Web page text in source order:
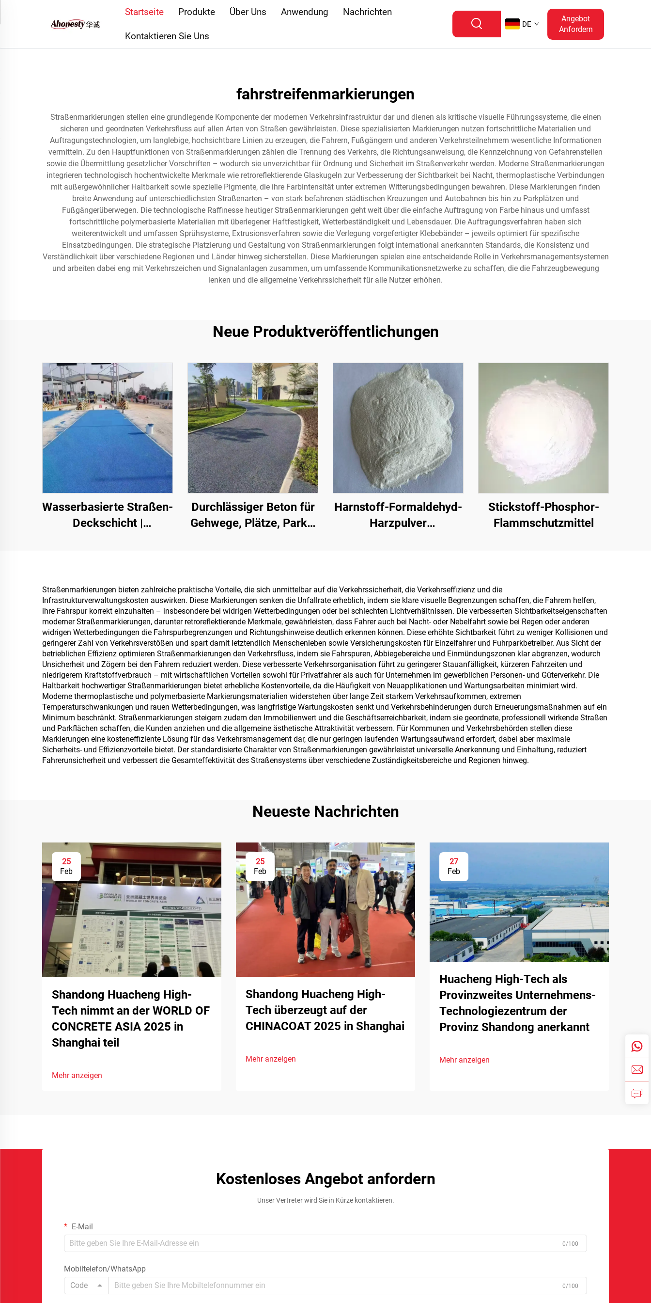
Startseite Produkte Über Uns Anwendung Nachrichten
Kontaktieren Sie Uns
DE
Angebot
Anfordern
fahrstreifenmarkierungen
Straßenmarkierungen stellen eine grundlegende Komponente der modernen Verkehrsinfrastruktur dar und dienen als kritische visuelle Führungssysteme, die einen
sicheren und geordneten Verkehrsfluss auf allen Arten von Straßen gewährleisten. Diese spezialisierten Markierungen nutzen fortschrittliche Materialien und
Auftragungstechnologien, um langlebige, hochsichtbare Linien zu erzeugen, die Fahrern, Fußgängern und anderen Verkehrsteilnehmern wesentliche Informationen
vermitteln. Zu den Hauptfunktionen von Straßenmarkierungen zählen die Trennung des Verkehrs, die Richtungsanweisung, die Kennzeichnung von Gefahrenstellen
sowie die Übermittlung gesetzlicher Vorschriften – wodurch sie unverzichtbar für Ordnung und Sicherheit im Straßenverkehr werden. Moderne Straßenmarkierungen
integrieren technologisch hochentwickelte Merkmale wie retroreflektierende Glaskugeln zur Verbesserung der Sichtbarkeit bei Nacht, thermoplastische Verbindungen
mit außergewöhnlicher Haltbarkeit sowie spezielle Pigmente, die ihre Farbintensität unter extremen Witterungsbedingungen bewahren. Diese Markierungen finden
breite Anwendung auf unterschiedlichsten Straßenarten – von stark befahrenen städtischen Kreuzungen und Autobahnen bis hin zu Parkplätzen und
Fußgängerüberwegen. Die technologische Raffinesse heutiger Straßenmarkierungen geht weit über die einfache Auftragung von Farbe hinaus und umfasst
fortschrittliche polymerbasierte Materialien mit überlegener Haftfestigkeit, Wetterbeständigkeit und Lebensdauer. Die Auftragungsverfahren haben sich
weiterentwickelt und umfassen Sprühsysteme, Extrusionsverfahren sowie die Verlegung vorgefertigter Klebebänder – jeweils optimiert für spezifische
Einsatzbedingungen. Die strategische Platzierung und Gestaltung von Straßenmarkierungen folgt international anerkannten Standards, die Konsistenz und
Verständlichkeit über verschiedene Regionen und Länder hinweg sicherstellen. Diese Markierungen spielen eine entscheidende Rolle in Verkehrsmanagementsystemen
und arbeiten dabei eng mit Verkehrszeichen und Signalanlagen zusammen, um umfassende Kommunikationsnetzwerke zu schaffen, die die Fahrzeugbewegung
lenken und die allgemeine Verkehrssicherheit für alle Nutzer erhöhen.
Neue Produktveröffentlichungen
Wasserbasierte Straßen-
Deckschicht |
außenliegende
Fahrbahnen
Durchlässiger Beton für
Gehwege, Plätze, Parks,
den Aufbau einer
Schwammstadt
Harnstoff-Formaldehyd-
Harzpulver
Spanplatten, darunter
Mehrschicht-Sperrholz,
Feinholzplatten, Öko-
Platten, furnierte
Spanplatten usw.
Stickstoff-Phosphor-
Flammschutzmittel
Straßenmarkierungen bieten zahlreiche praktische Vorteile, die sich unmittelbar auf die Verkehrssicherheit, die Verkehrseffizienz und die
Infrastrukturverwaltungskosten auswirken. Diese Markierungen senken die Unfallrate erheblich, indem sie klare visuelle Begrenzungen schaffen, die Fahrern helfen,
ihre Fahrspur korrekt einzuhalten – insbesondere bei widrigen Wetterbedingungen oder bei schlechten Lichtverhältnissen. Die verbesserten Sichtbarkeitseigenschaften
moderner Straßenmarkierungen, darunter retroreflektierende Merkmale, gewährleisten, dass Fahrer auch bei Nacht- oder Nebelfahrt sowie bei Regen oder anderen
widrigen Wetterbedingungen die Fahrspurbegrenzungen und Richtungshinweise deutlich erkennen können. Diese erhöhte Sichtbarkeit führt zu weniger Kollisionen und
geringerer Zahl von Verkehrsverstößen und spart damit letztendlich Menschenleben sowie Versicherungskosten für Einzelfahrer und Fuhrparkbetreiber. Aus Sicht der
betrieblichen Effizienz optimieren Straßenmarkierungen den Verkehrsfluss, indem sie Fahrspuren, Abbiegebereiche und Einmündungszonen klar abgrenzen, wodurch
Unsicherheit und Zögern bei den Fahrern reduziert werden. Diese verbesserte Verkehrsorganisation führt zu geringerer Stauanfälligkeit, kürzeren Fahrzeiten und
niedrigerem Kraftstoffverbrauch – mit wirtschaftlichen Vorteilen sowohl für Privatfahrer als auch für Unternehmen im gewerblichen Personen- und Güterverkehr. Die
Haltbarkeit hochwertiger Straßenmarkierungen bietet erhebliche Kostenvorteile, da die Häufigkeit von Neuapplikationen und Wartungsarbeiten minimiert wird.
Moderne thermoplastische und polymerbasierte Markierungsmaterialien widerstehen über lange Zeit starkem Verkehrsaufkommen, extremen
Temperaturschwankungen und rauen Wetterbedingungen, was langfristige Wartungskosten senkt und Verkehrsbehinderungen durch Erneuerungsmaßnahmen auf ein
Minimum beschränkt. Straßenmarkierungen steigern zudem den Immobilienwert und die Geschäftserreichbarkeit, indem sie geordnete, professionell wirkende Straßen
und Parkflächen schaffen, die Kunden anziehen und die allgemeine ästhetische Attraktivität verbessern. Für Kommunen und Verkehrsbehörden stellen diese
Markierungen eine kosteneffiziente Lösung für das Verkehrsmanagement dar, die nur geringen laufenden Wartungsaufwand erfordert, dabei aber maximale
Sicherheits- und Effizienzvorteile bietet. Der standardisierte Charakter von Straßenmarkierungen gewährleistet universelle Anerkennung und Einhaltung, reduziert
Fahrerunsicherheit und verbessert die Gesamteffektivität des Straßensystems über verschiedene Zuständigkeitsbereiche und Regionen hinweg.
Neueste Nachrichten
25
Feb
Shandong Huacheng High-
Tech nimmt an der WORLD OF
CONCRETE ASIA 2025 in
Shanghai teil
Mehr anzeigen
25
Feb
Shandong Huacheng High-
Tech überzeugt auf der
CHINACOAT 2025 in Shanghai
Mehr anzeigen
27
Feb
Huacheng High-Tech als
Provinzweites Unternehmens-
Technologiezentrum der
Provinz Shandong anerkannt
Mehr anzeigen
Kostenloses Angebot anfordern
Unser Vertreter wird Sie in Kürze kontaktieren.
E-Mail
0/100
Mobiltelefon/WhatsApp
Code
0/100